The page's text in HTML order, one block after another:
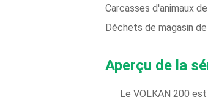
Carcasses d'animaux
Déchets de magasin
Aperçu de la
Le VOLKAN 200